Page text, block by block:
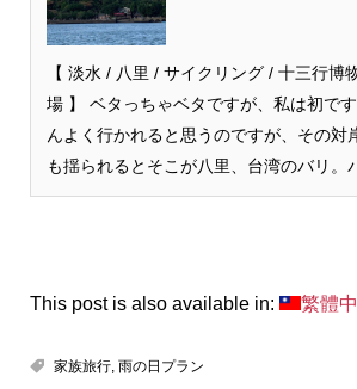
【 淡水 / 八里 / サイクリング / 十三行博
場 】 ベタっちゃベタですが、私は初で
んよく行かれると思うのですが、その対
も揺られるとそこが八里、台湾のバリ。
This post is also available in: 繁體
家族旅行, 雨の日プラン